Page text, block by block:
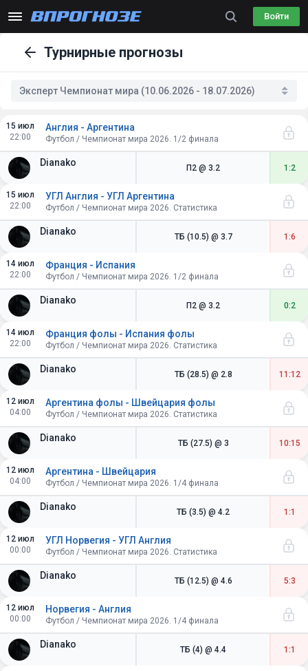
Войти
Турнирные прогнозы
Эксперт Чемпионат мира (10.06.2026 - 18.07.2026)
15 июл
22:00
Dianako
Англия - Аргентина
Футбол / Чемпионат мира 2026. 1/2 финала
П2 @ 3.2 1:2
15 июл
22:00
Dianako
УГЛ Англия - УГЛ Аргентина
Футбол / Чемпионат мира 2026. Статистика
ТБ (10.5) @ 3.7 1:6
14 июл
22:00
Dianako
Франция - Испания
Футбол / Чемпионат мира 2026. 1/2 финала
П2 @ 3.2 0:2
14 июл
22:00
Dianako
Франция фолы - Испания фолы
Футбол / Чемпионат мира 2026. Статистика
ТБ (28.5) @ 2.8 11:12
12 июл
04:00
Dianako
Аргентина фолы - Швейцария фолы
Футбол / Чемпионат мира 2026. Статистика
ТБ (27.5) @ 3 10:15
12 июл
04:00
Dianako
Аргентина - Швейцария
Футбол / Чемпионат мира 2026. 1/4 финала
ТБ (3.5) @ 4.2 1:1
12 июл
00:00
Dianako
УГЛ Норвегия - УГЛ Англия
Футбол / Чемпионат мира 2026. Статистика
ТБ (12.5) @ 4.6 5:3
12 июл
00:00
Dianako
Норвегия - Англия
Футбол / Чемпионат мира 2026. 1/4 финала
ТБ (4) @ 4.4 1:1